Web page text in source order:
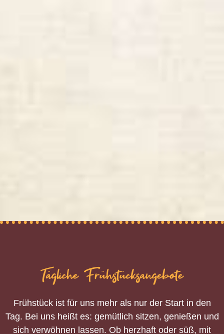
Tägliche Frühstücksangebote
Frühstück ist für uns mehr als nur der Start in den
Tag. Bei uns heißt es: gemütlich sitzen, genießen und
sich verwöhnen lassen. Ob herzhaft oder süß, mit